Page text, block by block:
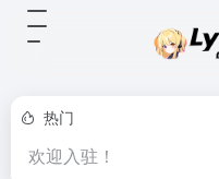
热门
欢迎入驻！